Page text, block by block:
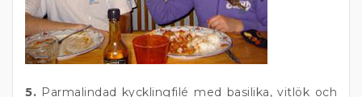
5. Parmalindad kycklingfilé med basilika, vitlök och